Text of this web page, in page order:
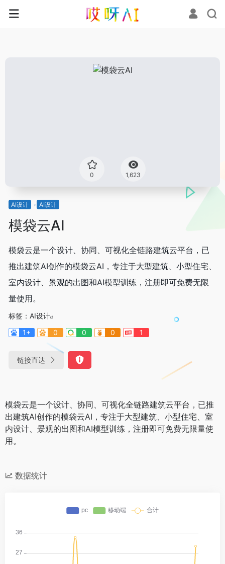
0 1,623
AI设计 AI设计
模袋云AI
模袋云是一个设计、协同、可视化全链路建筑云平台，已
推出建筑AI创作的模袋云AI，专注于大型建筑、小型住宅、
室内设计、景观的出图和AI模型训练，注册即可免费无限
量使用。
标签： AI设计
1+
0 0 0 1
链接直达
模袋云是一个设计、协同、可视化全链路建筑云平台，已推
出建筑AI创作的模袋云AI，专注于大型建筑、小型住宅、室
内设计、景观的出图和AI模型训练，注册即可免费无限量使
用。
数据统计